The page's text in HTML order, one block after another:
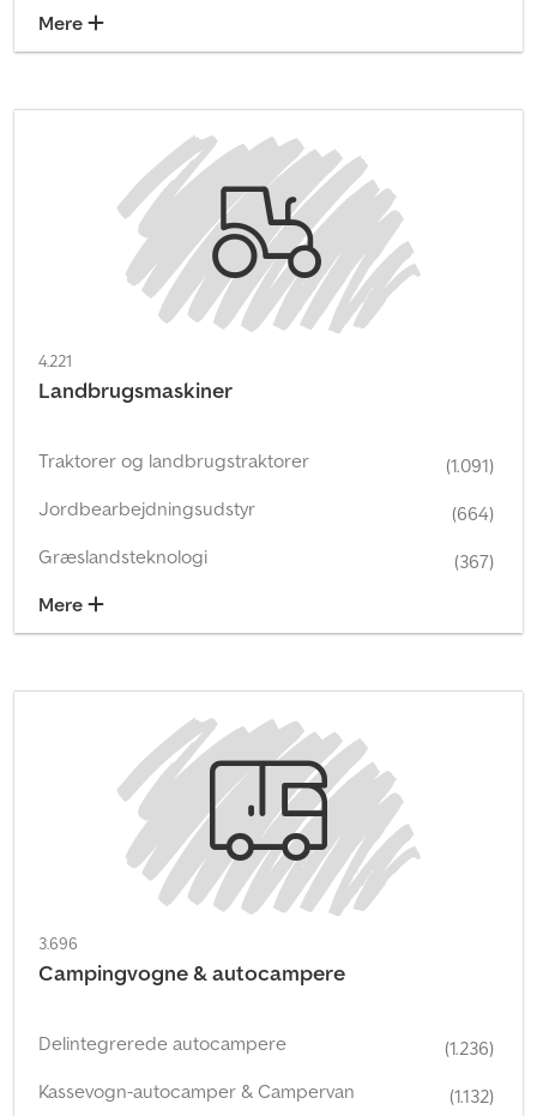
Mere
4.221
Landbrugsmaskiner
Traktorer og landbrugstraktorer
(1.091)
Jordbearbejdningsudstyr
(664)
Græslandsteknologi
(367)
Mere
3.696
Campingvogne & autocampere
Delintegrerede autocampere
(1.236)
Kassevogn-autocamper & Campervan
(1.132)